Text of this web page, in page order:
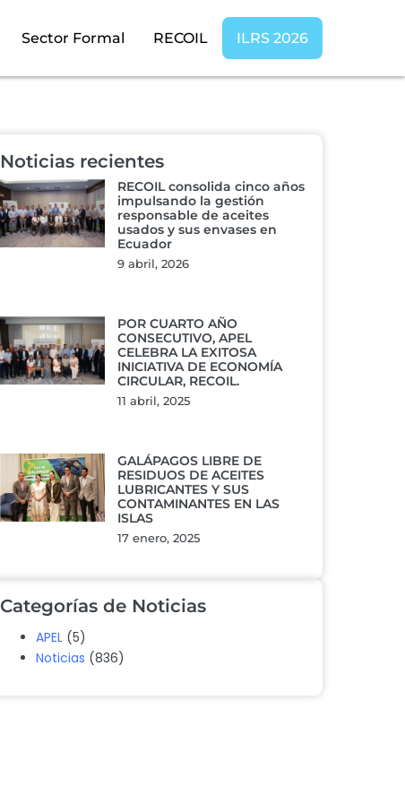
Sector Formal RECOIL ILRS 2026
Noticias recientes
RECOIL consolida cinco años
impulsando la gestión
responsable de aceites
usados y sus envases en
Ecuador
9 abril, 2026
POR CUARTO AÑO
CONSECUTIVO, APEL
CELEBRA LA EXITOSA
INICIATIVA DE ECONOMÍA
CIRCULAR, RECOIL.
11 abril, 2025
GALÁPAGOS LIBRE DE
RESIDUOS DE ACEITES
LUBRICANTES Y SUS
CONTAMINANTES EN LAS
ISLAS
17 enero, 2025
Categorías de Noticias
APEL (5)
Noticias (836)